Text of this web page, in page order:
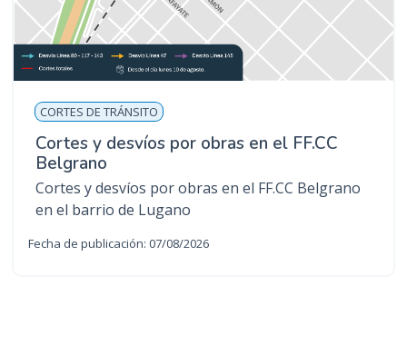
CORTES DE TRÁNSITO
Cortes y desvíos por obras en el FF.CC
Belgrano
Cortes y desvíos por obras en el FF.CC Belgrano
en el barrio de Lugano
Fecha de publicación: 07/08/2026